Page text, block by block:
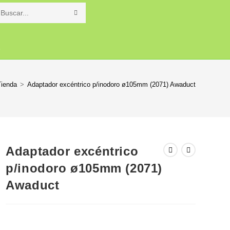
Buscar
> Adaptador excéntrico p/inodoro ø105mm (2071) Awaduct
Adaptador excéntrico
p/inodoro ø105mm (2071)
Awaduct